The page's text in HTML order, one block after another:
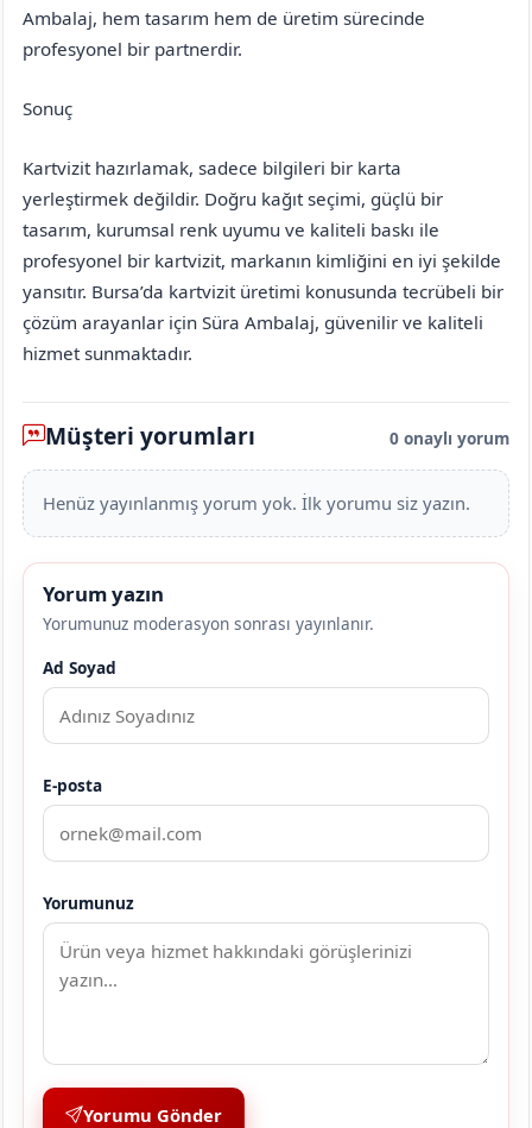
Ambalaj, hem tasarım hem de üretim sürecinde
profesyonel bir partnerdir.
Sonuç
Kartvizit hazırlamak, sadece bilgileri bir karta
yerleştirmek değildir. Doğru kağıt seçimi, güçlü bir
tasarım, kurumsal renk uyumu ve kaliteli baskı ile
profesyonel bir kartvizit, markanın kimliğini en iyi şekilde
yansıtır. Bursa’da kartvizit üretimi konusunda tecrübeli bir
çözüm arayanlar için Süra Ambalaj, güvenilir ve kaliteli
hizmet sunmaktadır.
Müşteri yorumları 0 onaylı yorum
Henüz yayınlanmış yorum yok. İlk yorumu siz yazın.
Yorum yazın
Yorumunuz moderasyon sonrası yayınlanır.
Ad Soyad
E-posta
Yorumunuz
Yorumu Gönder